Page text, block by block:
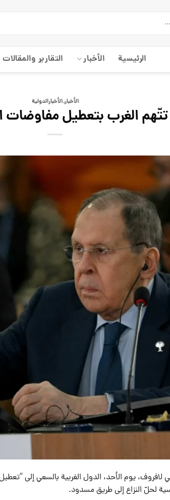
الرئيسية الأخبار التقارير والمقالات
الأخبار,الأخبارالدولية
الغرب بتعطيل مفاوضات
لافروف، يوم الأحد، الدول الغربية بالسعي إلى
لحلّ النزاع إلى طريق مسدود.